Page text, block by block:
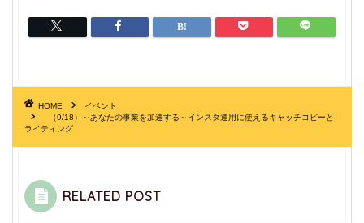
HOME
イベント
（9/18）～あなたの事業を加速する～インスタ運用に使えるキャッチコピーと
ライティング
RELATED POST